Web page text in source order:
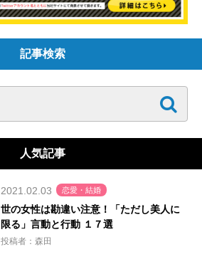
記事検索
人気記事
2021.02.03 恋愛・結婚
世の女性は勘違い注意！「ただし美人に
限る」言動と行動 １７選
投稿者：森田